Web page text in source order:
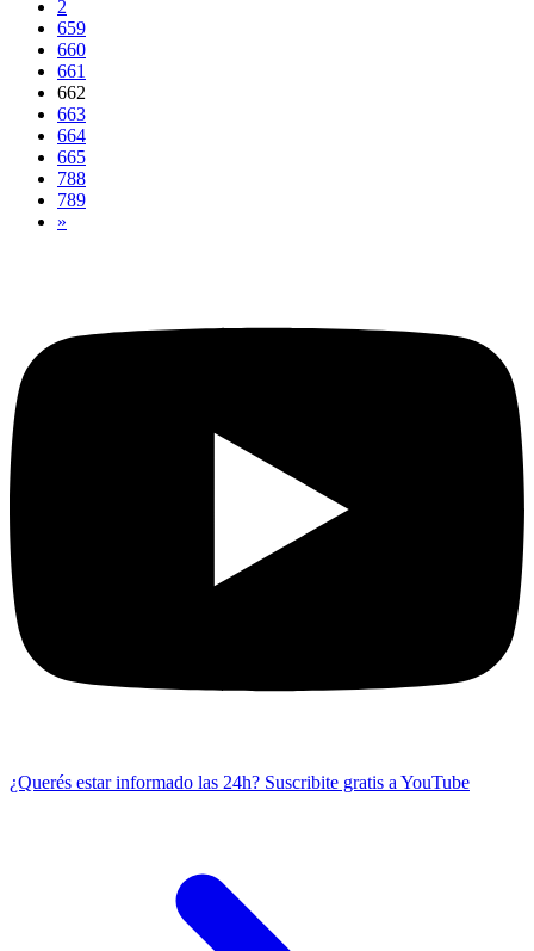
2
659
660
661
662
663
664
665
788
789
»
¿Querés estar informado las 24h? Suscribite gratis a YouTube